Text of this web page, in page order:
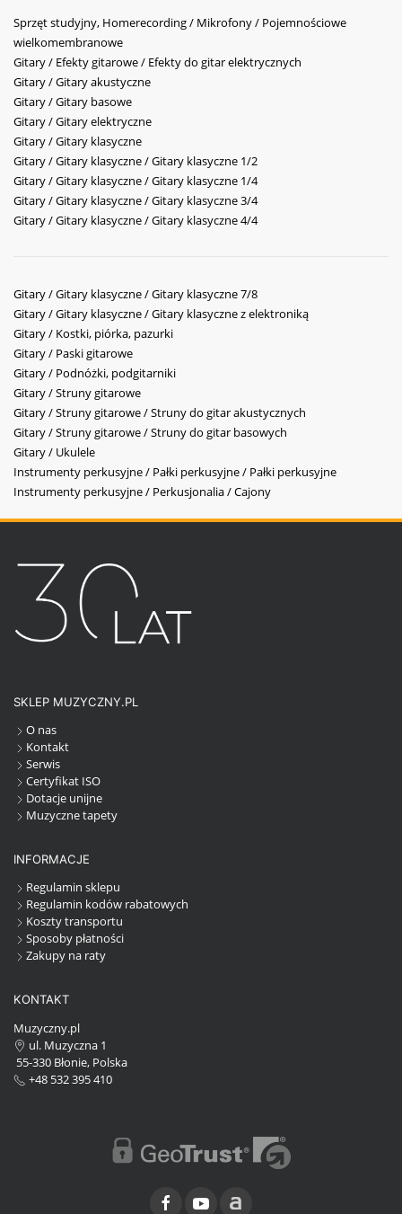
Sprzęt studyjny, Homerecording / Mikrofony / Pojemnościowe
wielkomembranowe
Gitary / Efekty gitarowe / Efekty do gitar elektrycznych
Gitary / Gitary akustyczne
Gitary / Gitary basowe
Gitary / Gitary elektryczne
Gitary / Gitary klasyczne
Gitary / Gitary klasyczne / Gitary klasyczne 1/2
Gitary / Gitary klasyczne / Gitary klasyczne 1/4
Gitary / Gitary klasyczne / Gitary klasyczne 3/4
Gitary / Gitary klasyczne / Gitary klasyczne 4/4
Gitary / Gitary klasyczne / Gitary klasyczne 7/8
Gitary / Gitary klasyczne / Gitary klasyczne z elektroniką
Gitary / Kostki, piórka, pazurki
Gitary / Paski gitarowe
Gitary / Podnóżki, podgitarniki
Gitary / Struny gitarowe
Gitary / Struny gitarowe / Struny do gitar akustycznych
Gitary / Struny gitarowe / Struny do gitar basowych
Gitary / Ukulele
Instrumenty perkusyjne / Pałki perkusyjne / Pałki perkusyjne
Instrumenty perkusyjne / Perkusjonalia / Cajony
SKLEP MUZYCZNY.PL
O nas
Kontakt
Serwis
Certyfikat ISO
Dotacje unijne
Muzyczne tapety
INFORMACJE
Regulamin sklepu
Regulamin kodów rabatowych
Koszty transportu
Sposoby płatności
Zakupy na raty
KONTAKT
Muzyczny.pl
ul. Muzyczna 1
55-330 Błonie, Polska
+48 532 395 410